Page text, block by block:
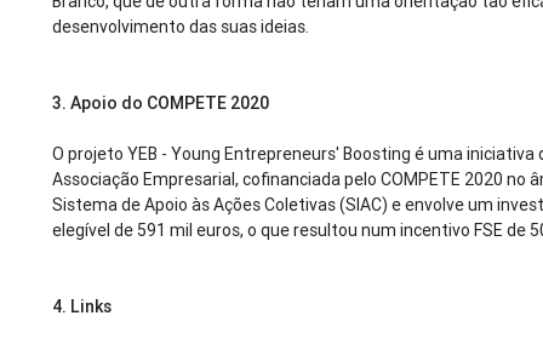
desenvolvimento das suas ideias.
3. Apoio do COMPETE 2020
O projeto YEB - Young Entrepreneurs' Boosting é uma iniciativa
Associação Empresarial, cofinanciada pelo COMPETE 2020 no
Sistema de Apoio às Ações Coletivas (SIAC) e envolve um
elegível de 591 mil euros, o que resultou num incentivo FSE de
4. Links